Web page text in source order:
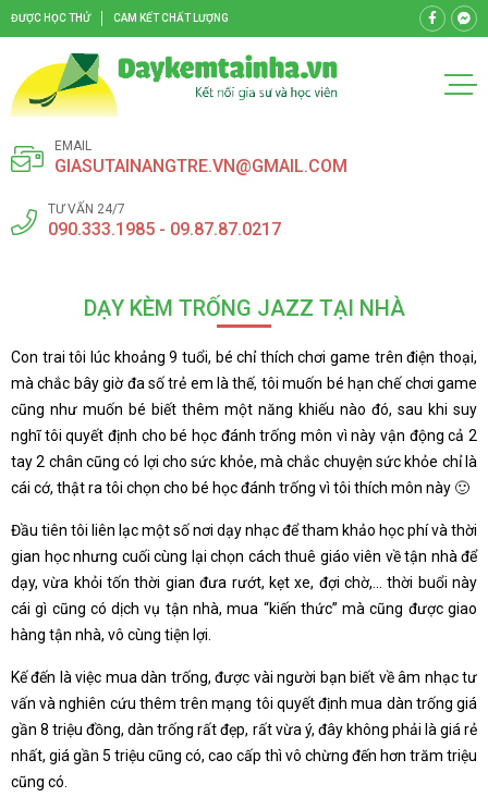
ĐƯỢC HỌC THỬ CAM KẾT CHẤT LƯỢNG
EMAIL
GIASUTAINANGTRE.VN@GMAIL.COM
TƯ VẤN 24/7
090.333.1985 - 09.87.87.0217
DẠY KÈM TRỐNG JAZZ TẠI NHÀ
Con trai tôi lúc khoảng 9 tuổi, bé chỉ thích chơi game trên điện thoại,
mà chắc bây giờ đa số trẻ em là thế, tôi muốn bé hạn chế chơi game
cũng như muốn bé biết thêm một năng khiếu nào đó, sau khi suy
nghĩ tôi quyết định cho bé học đánh trống môn vì này vận động cả 2
tay 2 chân cũng có lợi cho sức khỏe, mà chắc chuyện sức khỏe chỉ là
cái cớ, thật ra tôi chọn cho bé học đánh trống vì tôi thích môn này 🙂
Đầu tiên tôi liên lạc một số nơi dạy nhạc để tham khảo học phí và thời
gian học nhưng cuối cùng lại chọn cách thuê giáo viên về tận nhà để
dạy, vừa khỏi tốn thời gian đưa rướt, kẹt xe, đợi chờ,… thời buổi này
cái gì cũng có dịch vụ tận nhà, mua “kiến thức” mà cũng được giao
hàng tận nhà, vô cùng tiện lợi.
Kế đến là việc mua dàn trống, được vài người bạn biết về âm nhạc tư
vấn và nghiên cứu thêm trên mạng tôi quyết định mua dàn trống giá
gần 8 triệu đồng, dàn trống rất đẹp, rất vừa ý, đây không phải là giá rẻ
nhất, giá gần 5 triệu cũng có, cao cấp thì vô chừng đến hơn trăm triệu
cũng có.